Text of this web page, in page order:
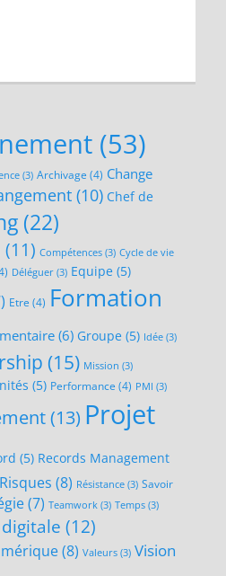
(53)
(3) Archivage (4) Change
(10) Chef de
(22)
(11) Compétences (3) Cycle de vie
Déléguer (3) Equipe (5)
Etre (4) Formation
(6) Groupe (5) Idée (3)
(15) Mission (3)
(5) Performance (4) PMI (3)
(13) Projet
(5) Records Management
Risques (8) Résistance (3) Savoir
(7) Teamwork (3) Temps (3)
(12)
(8) Valeurs (3) Vision